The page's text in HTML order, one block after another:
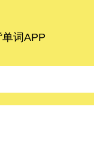
词APP